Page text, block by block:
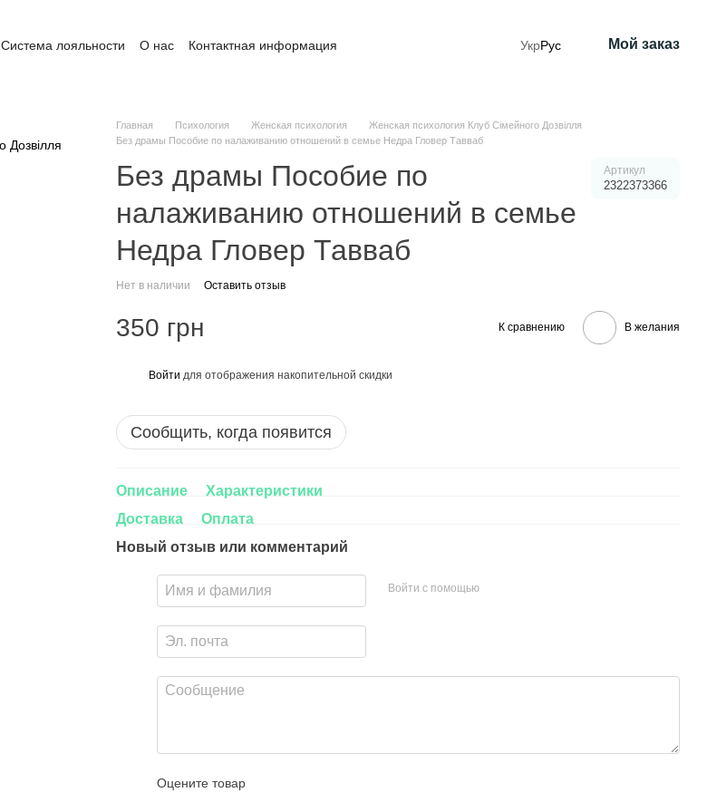
Система лояльности О нас
Контактная информация
УкрРус Мой заказ
Главная Психология Женская психология
Женская психология Клуб Сімейного Дозвілля
Без драмы Пособие по налаживанию отношений в семье Недра Гловер Тавваб
Без драмы Пособие по
налаживанию отношений в семье
Недра Гловер Тавваб
Артикул
2322373366
Нет в наличии Оставить отзыв
350 грн К сравнению В желания
Войти для отображения накопительной скидки
Сообщить, когда появится
Описание
Характеристики
Доставка
Оплата
Новый отзыв или комментарий
Войти с помощью
Оцените товар